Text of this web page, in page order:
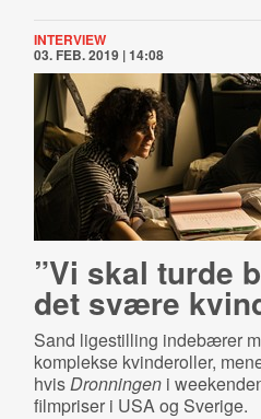
INTERVIEW
03. FEB. 2019 | 14:08
”Vi skal turde
det svære
Sand ligestilling indebærer
komplekse kvinderoller,
hvisDronningeni
filmpriser i USA og Sverige.